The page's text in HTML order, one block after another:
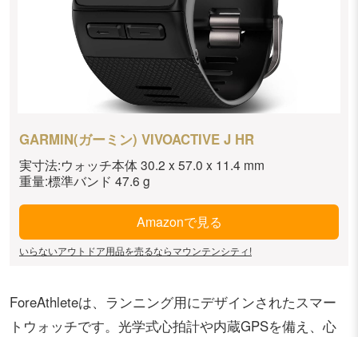
GARMIN(ガーミン) VIVOACTIVE J HR
実寸法:ウォッチ本体 30.2 x 57.0 x 11.4 mm
重量:標準バンド 47.6 g
Amazonで見る
いらないアウトドア用品を売るならマウンテンシティ!
ForeAthleteは、ランニング用にデザインされたスマー
トウォッチです。光学式心拍計や内蔵GPSを備え、心